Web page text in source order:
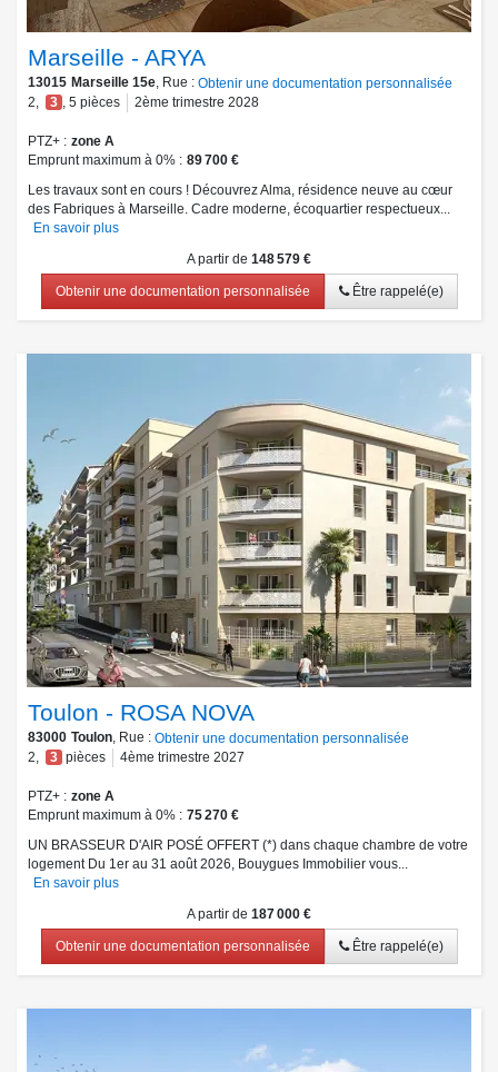
Marseille - ARYA
13015 Marseille 15e, Rue : Obtenir une documentation personnalisée
2, 3 , 5 pièces 2ème trimestre 2028
PTZ+
zone A
Emprunt maximum à 0%
89 700 €
Les travaux sont en cours ! Découvrez Alma, résidence neuve au cœur
des Fabriques à Marseille. Cadre moderne, écoquartier respectueux...
En savoir plus
A partir de 148 579 €
Obtenir une documentation personnalisée Être rappelé(e)
Toulon - ROSA NOVA
83000 Toulon, Rue : Obtenir une documentation personnalisée
2, 3 pièces 4ème trimestre 2027
PTZ+
zone A
Emprunt maximum à 0%
75 270 €
UN BRASSEUR D'AIR POSÉ OFFERT (*) dans chaque chambre de votre
logement Du 1er au 31 août 2026, Bouygues Immobilier vous...
En savoir plus
A partir de 187 000 €
Obtenir une documentation personnalisée Être rappelé(e)